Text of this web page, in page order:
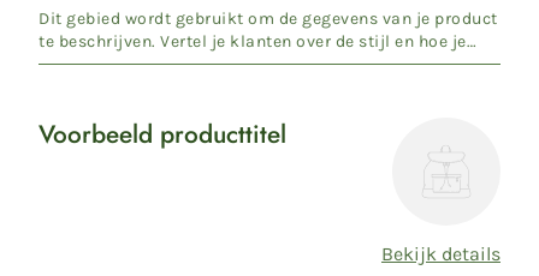
prijs
Dit gebied wordt gebruikt om de gegevens van je product
te beschrijven. Vertel je klanten over de stijl en hoe je
pro...
Voorbeeld
Voorbeeld producttitel
Bekijk details